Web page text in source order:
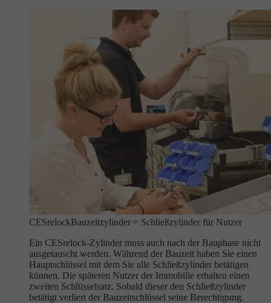
CESrelockBauzeitzylinder = Schließzylinder für Nutzer
Ein CESrelock-Zylinder muss auch nach der Bauphase nicht
ausgetauscht werden. Während der Bauzeit haben Sie einen
Hauptschlüssel mit dem Sie alle Schließzylinder betätigen
können. Die späteren Nutzer der Immobilie erhalten einen
zweiten Schlüsselsatz. Sobald dieser den Schließzylinder
betätigt verliert der Bauzeitschlüssel seine Berechtigung.